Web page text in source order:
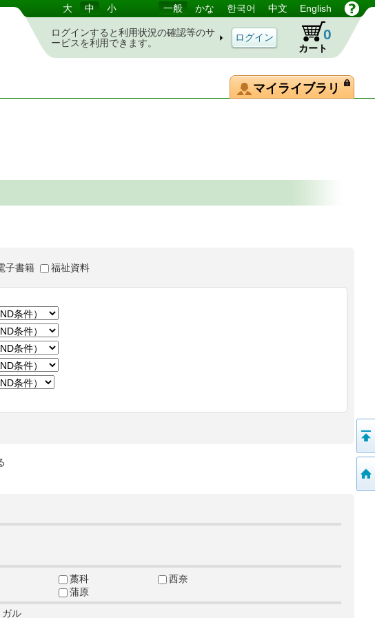
大 中 小 一般 かな 한국어 中文 English
ログインすると利用状況の確認等のサ
ービスを利用できます。
カート
0
マイライブラリ
子書籍 福祉資料
藁科
西奈
蒲原
ガル